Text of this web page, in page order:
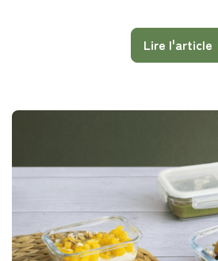
Lire l'article